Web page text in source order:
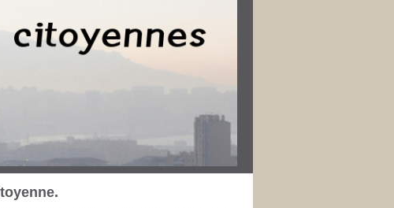
professionnelle, développement économique et
à l’échelle métropolitaine et méditerranéenne. La
que l’épreuve du temps ne fasse à jamais
et de la rendre accessible à ceux qui se
base de données est une initiative de la
cinéaste, ou simple citoyen, des documents publics
aujourd’hui Député des Bouches du Rhône de 1981
général de la Ville de Marseille de 1978 à